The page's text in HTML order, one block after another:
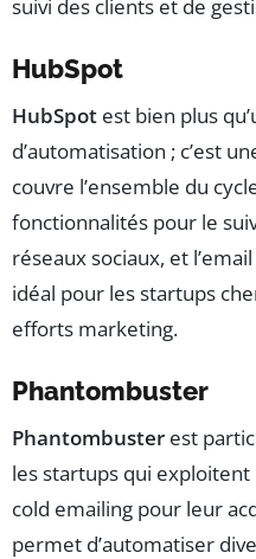
suivi des clients et de
HubSpot
HubSpot est bien plus
d’automatisation ; c’est
couvre l’ensemble du
fonctionnalités pour le
réseaux sociaux, et
idéal pour les startups
efforts marketing.
Phantombuster
Phantombuster est
les startups qui exploitent
cold emailing pour leur
permet d’automatiser